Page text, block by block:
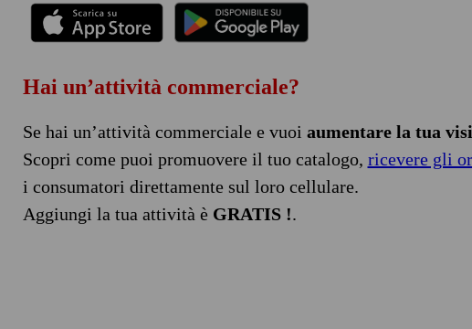
Hai un’attività commerciale?
Se hai un’attività commerciale e vuoi aumentare la tua
Scopri come puoi promuovere il tuo catalogo, ricevere gli
i consumatori direttamente sul loro cellulare.
Aggiungi la tua attività è GRATIS !.